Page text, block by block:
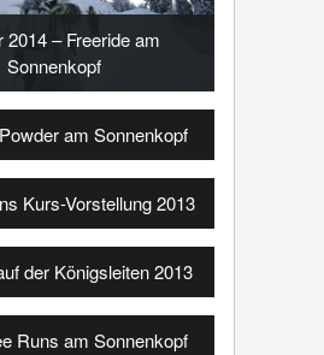
2014 – Freeride am
Sonnenkopf
am Sonnenkopf
Kurs-Vorstellung 2013
der Königsleiten 2013
Runs am Sonnenkopf